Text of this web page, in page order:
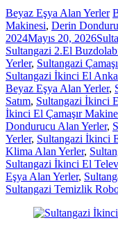
Beyaz Eşya Alan Yerler
Makinesi, Derin
2024Mayıs 20, 2026
Sultangazi 2.El
Yerler, Sultangazi
Sultangazi İkinci El
Beyaz Eşya Alan Yerler,
Satım, Sultangazi İkinci
İkinci El Çamaşır
Dondurucu Alan Yerler,
Yerler, Sultangazi İkinci
Klima Alan Yerler,
Sultangazi İkinci El
Eşya Alan Yerler,
Sultangazi Temizlik